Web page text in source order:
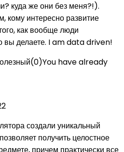
куда же они без меня?!).
кому интересно развитие
как вообще люди
вы делаете. I am data driven!
(0)You have already
создали уникальный
получить целостное